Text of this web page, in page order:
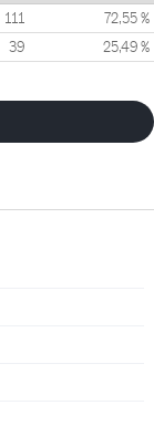
111 72,55 %
39 25,49 %